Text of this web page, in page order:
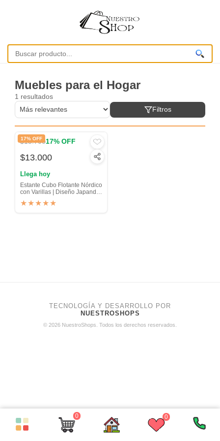
0 0
Muebles para el Hogar
1 resultados
Filtros
17% OFF
$15.70017% OFF
$13.000
Llega hoy
Estante Cubo Flotante Nórdico
con Varillas | Diseño Japandi
de Madera
★★★★★
TECNOLOGÍA Y DESARROLLO POR
NUESTROSHOPS
© 2026 NuestroShops. Todos los derechos reservados.